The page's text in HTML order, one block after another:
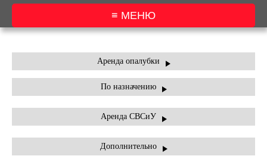
≡ МЕНЮ
ОБОРУДОВАНИЯ
АРЕНДА
ТЕХНИКИ
УСЛУГИПРАЙС-
ЛИСТ
АКЦИИ
Аренда опалубки
По назначению
Аренда СВСиУ
Дополнительно